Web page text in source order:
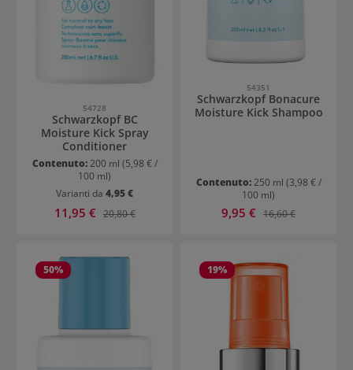
54728
Schwarzkopf BC
Moisture Kick Spray
Conditioner
Contenuto:200 ml (5,98 € /
100 ml)
Varianti da 4,95 €
Prezzo di vendita:
11,95 € Prezzo normale:
20,80 €
54351
Schwarzkopf Bonacure
Moisture Kick Shampoo
Contenuto:250 ml (3,98 € /
100 ml)
Prezzo di vendita:
9,95 € Prezzo normale:
16,60 €
50% 19%